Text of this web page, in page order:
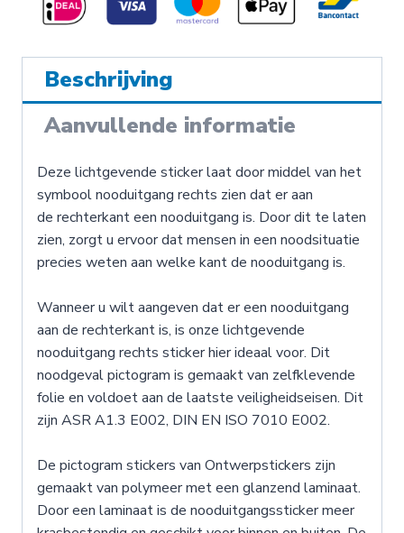
Beschrijving
Aanvullende informatie
Deze lichtgevende sticker laat door middel van het
symbool nooduitgang rechts zien dat er aan
de rechterkant een nooduitgang is. Door dit te laten
zien, zorgt u ervoor dat mensen in een noodsituatie
precies weten aan welke kant de nooduitgang is.
Wanneer u wilt aangeven dat er een nooduitgang
aan de rechterkant is, is onze lichtgevende
nooduitgang rechts sticker hier ideaal voor. Dit
noodgeval pictogram is gemaakt van zelfklevende
folie en voldoet aan de laatste veiligheidseisen. Dit
zijn ASR A1.3 E002, DIN EN ISO 7010 E002.
De pictogram stickers van Ontwerpstickers zijn
gemaakt van polymeer met een glanzend laminaat.
Door een laminaat is de nooduitgangssticker meer